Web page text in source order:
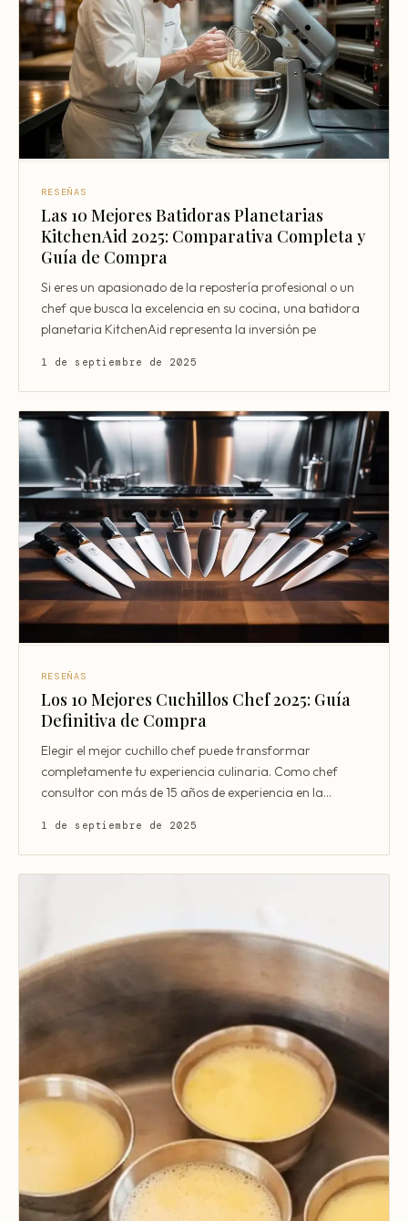
Mentoría Gastronómica
Transformación Digital
Arquitectura Gastronómica
Inversores Internacionales
Escandallos de restaurante
Ingeniería de menú
Carta rentable
Subir ticket medio
Falta de personal
Rotación de personal
Cuánto cuesta abrir
Plan de negocio
Consultoría Barcelona
Por qué fracasan
Traspasar restaurante
Mi restaurante va a cerrar
Glosario
Solicitar diagnóstico
RESEÑAS
Las 10 Mejores Batidoras Planetarias
KitchenAid 2025: Comparativa Completa y
Guía de Compra
Si eres un apasionado de la repostería profesional o un
chef que busca la excelencia en su cocina, una batidora
planetaria KitchenAid representa la inversión pe
1 de septiembre de 2025
RESEÑAS
Los 10 Mejores Cuchillos Chef 2025: Guía
Definitiva de Compra
Elegir el mejor cuchillo chef puede transformar
completamente tu experiencia culinaria. Como chef
consultor con más de 15 años de experiencia en la
1 de septiembre de 2025